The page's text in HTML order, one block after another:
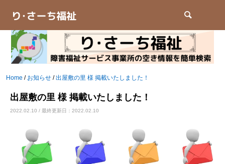
Home / お知らせ /出屋敷の里 様 掲載いたしました！
出屋敷の里 様 掲載いたしました！
2022.02.10 / 最終更新日：2022.02.10